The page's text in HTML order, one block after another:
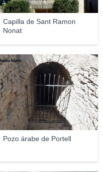
Capilla de Sant Ramon
Nonat
Pozo árabe de Portell
Isidre blanc